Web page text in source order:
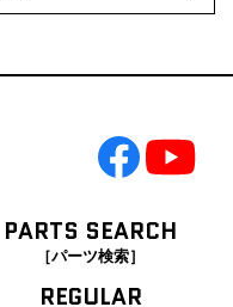
PARTS SEARCH
［パーツ検索］
REGULAR